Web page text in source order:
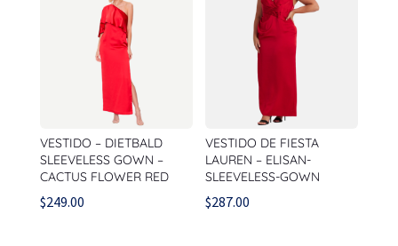
VESTIDO – DIETBALD
SLEEVELESS GOWN –
CACTUS FLOWER RED
$249.00
VESTIDO DE FIESTA
LAUREN – ELISAN-
SLEEVELESS-GOWN
$287.00